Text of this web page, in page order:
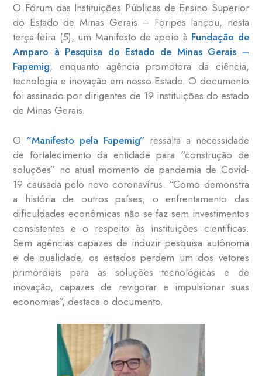
O Fórum das Instituições Públicas de Ensino Superior
do Estado de Minas Gerais – Foripes lançou, nesta
terça-feira (5), um Manifesto de apoio à Fundação de
Amparo à Pesquisa do Estado de Minas Gerais –
Fapemig, enquanto agência promotora da ciência,
tecnologia e inovação em nosso Estado. O documento
foi assinado por dirigentes de 19 instituições do estado
de Minas Gerais.
O “Manifesto pela Fapemig” ressalta a necessidade
de fortalecimento da entidade para “construção de
soluções” no atual momento de pandemia de Covid-
19 causada pelo novo coronavírus. “Como demonstra
a história de outros países, o enfrentamento das
dificuldades econômicas não se faz sem investimentos
consistentes e o respeito às instituições cientificas.
Sem agências capazes de induzir pesquisa autônoma
e de qualidade, os estados perdem um dos vetores
primordiais para as soluções tecnológicas e de
inovação, capazes de revigorar e impulsionar suas
economias”, destaca o documento.